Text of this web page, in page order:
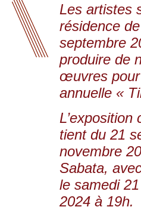
Les artistes
résidence
septembre
produire de
œuvres pour
annuelle «
L’exposition
tient du 21
novembre
Sabata,
le samedi
2024 à 19h.